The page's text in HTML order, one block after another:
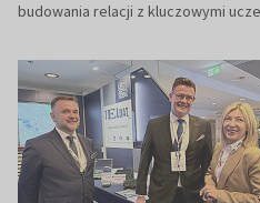
budowania relacji z kluczowymi